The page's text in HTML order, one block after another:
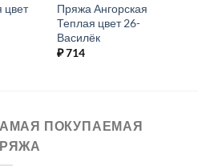
цвет
Пряжа Ангорская
Теплая цвет 26-
Василёк
₽714
ПОКУПАЕМАЯ